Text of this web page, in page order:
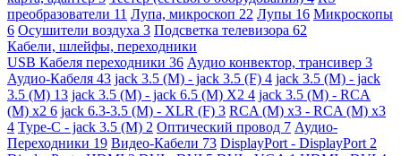
преобразователи 11 Лупа, микроскоп 22 Лупы 16 Микроскопы
6 Осушители воздуха 3 Подсветка телевизора 62
Кабели, шлейфы, переходники
USB Кабеля переходники 36 Аудио конвектор, трансивер 3
Аудио-Кабеля 43 jack 3.5 (M) - jack 3.5 (F) 4 jack 3.5 (M) - jack
3.5 (M) 13 jack 3.5 (M) - jack 6.5 (M) X2 4 jack 3.5 (M) - RCA
(M) x2 6 jack 6.3-3.5 (M) - XLR (F) 3 RCA (M) x3 - RCA (M) x3
4 Type-C - jack 3.5 (M) 2 Оптический провод 7 Аудио-
Переходники 19 Видео-Кабели 73 DisplayPort - DisplayPort 2